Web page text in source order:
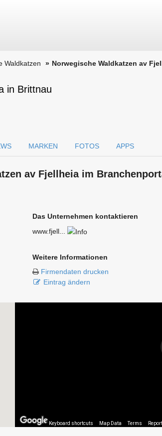
Waldkatzen Norwegische Waldkatzen av
in Brittnau
MARKEN FOTOS APPS
av Fjellheia im
Das Unternehmen kontaktieren
www.fjell...
Weitere Informationen
Firmendaten drucken
Eintrag ändern
Keyboard shortcuts Map Data Terms